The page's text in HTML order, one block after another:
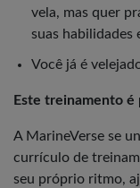
vela, mas quer
suas habilidades
Você já é
Este treinamento é
A MarineVerse se
currículo de
seu próprio ritmo,